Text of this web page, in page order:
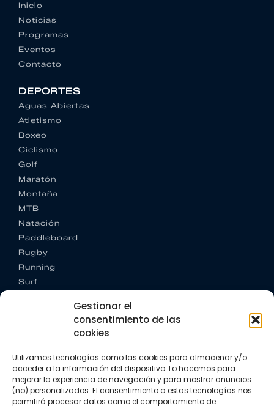
Gestionar el
consentimiento de las
cookies
Utilizamos tecnologías como las cookies para almacenar y/o
acceder a la información del dispositivo. Lo hacemos para
mejorar la experiencia de navegación y para mostrar anuncios
(no) personalizados. El consentimiento a estas tecnologías nos
permitirá procesar datos como el comportamiento de
Inicio
Noticias
Programas
Eventos
Contacto
DEPORTES
Aguas Abiertas
Atletismo
Boxeo
Ciclismo
Golf
Maratón
Montaña
MTB
Natación
Paddleboard
Rugby
Running
Surf
CONTACTO
+34 662 342 177
info@vkssport.com
SÍGUENOS